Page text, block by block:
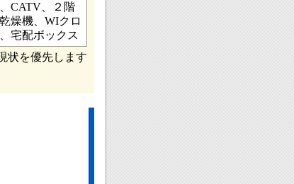
CATV、２階
燥機、WIクロ
宅配ボックス
状を優先します